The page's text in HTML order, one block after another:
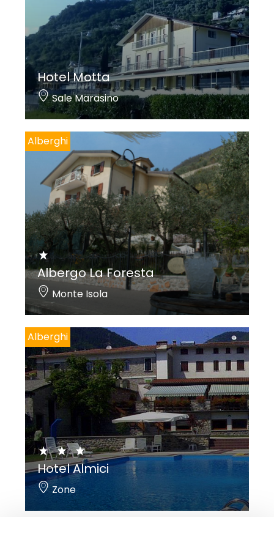
Hotel Motta
Sale Marasino
Alberghi
Albergo La Foresta
Monte Isola
Alberghi
Hotel Almici
Zone